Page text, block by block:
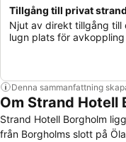
Tillgång till privat strand
Njut av direkt tillgång till
lugn plats för
Denna sammanfattning
Om Strand Hotell
Strand Hotell Borgholm
från Borgholms slott på